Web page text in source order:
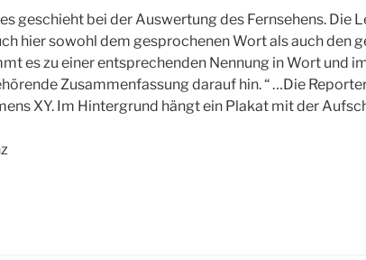
geschieht bei der Auswertung des Fernsehens. Die
hier sowohl dem gesprochenen Wort als auch den
es zu einer entsprechenden Nennung in Wort und
Zusammenfassung darauf hin. “ …Die
XY. Im Hintergrund hängt ein Plakat mit der